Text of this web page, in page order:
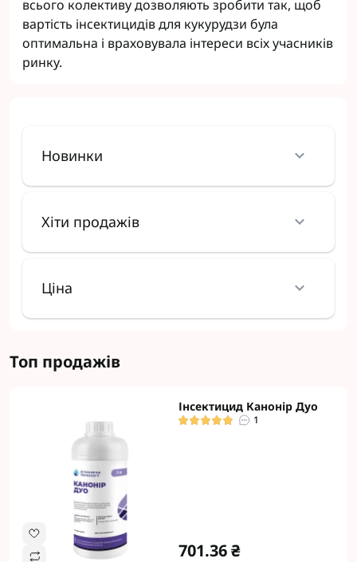
всього колективу дозволяють зробити так, щоб
вартість інсектицидів для кукурудзи була
оптимальна і враховувала інтереси всіх учасників
ринку.
Новинки
Хіти продажів
Ціна
Топ продажів
Інсектицид Канонір Дуо
1
701.36 ₴